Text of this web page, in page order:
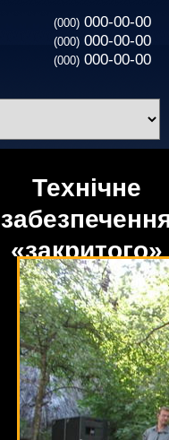
(000) 000-00-00
(000) 000-00-00
(000) 000-00-00
Технічне
«закритого»
ювілею в
Мамаєвій
Слободі